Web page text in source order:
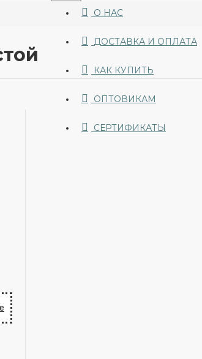
О НАС
ДОСТАВКА И ОПЛАТА
КАК КУПИТЬ
ОПТОВИКАМ
СЕРТИФИКАТЫ